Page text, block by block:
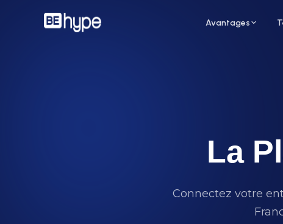
Avantages
Pour
La
Connectez votre